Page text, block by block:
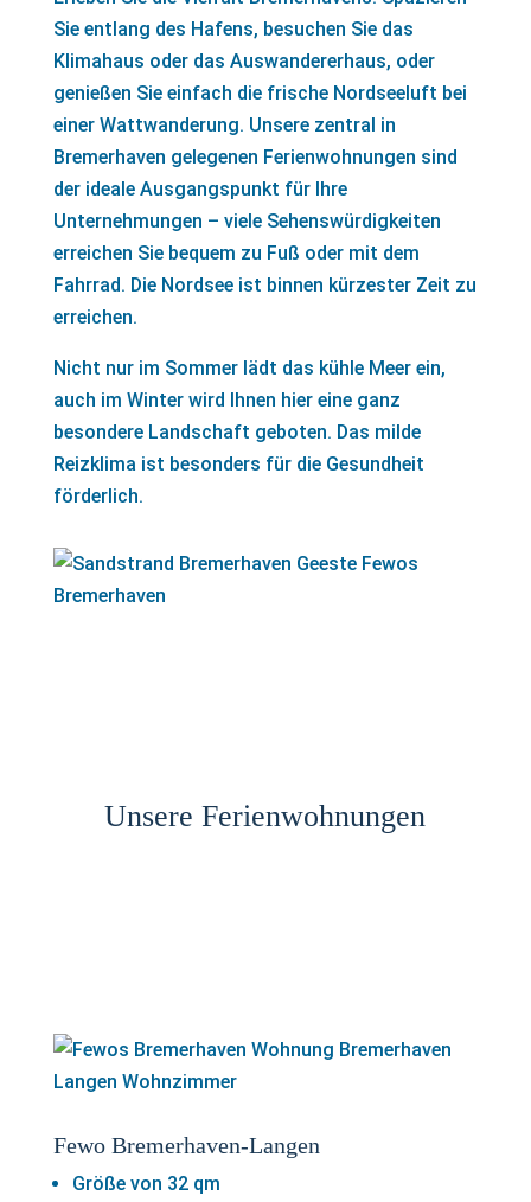
Sie entlang des Hafens, besuchen Sie das
Klimahaus oder das Auswandererhaus, oder
genießen Sie einfach die frische Nordseeluft bei
einer Wattwanderung. Unsere zentral in
Bremerhaven gelegenen Ferienwohnungen sind
der ideale Ausgangspunkt für Ihre
Unternehmungen – viele Sehenswürdigkeiten
erreichen Sie bequem zu Fuß oder mit dem
Fahrrad. Die Nordsee ist binnen kürzester Zeit zu
erreichen.
Nicht nur im Sommer lädt das kühle Meer ein,
auch im Winter wird Ihnen hier eine ganz
besondere Landschaft geboten. Das milde
Reizklima ist besonders für die Gesundheit
förderlich.
Unsere Ferienwohnungen
Fewo Bremerhaven-Langen
Größe von 32 qm